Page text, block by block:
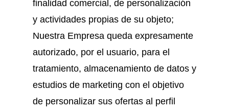
finalidad comercial, de personalización
y actividades propias de su objeto;
Nuestra Empresa queda expresamente
autorizado, por el usuario, para el
tratamiento, almacenamiento de datos y
estudios de marketing con el objetivo
de personalizar sus ofertas al perfil